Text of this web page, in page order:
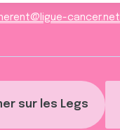
sur les Legs
cancer.net